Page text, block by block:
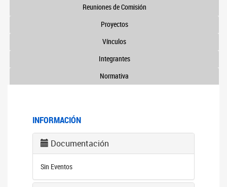
Reuniones de Comisión
Proyectos
Vínculos
Integrantes
Normativa
INFORMACIÓN
Documentación
Sin Eventos